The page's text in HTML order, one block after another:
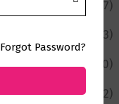
(367)
(43)
(110)
(12)
Forgot Password?